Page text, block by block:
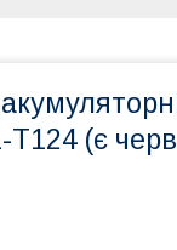
(є